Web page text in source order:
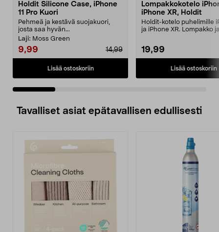
Holdit Silicone Case, iPhone
11 Pro Kuori
Pehmeä ja kestävä suojakuori,
josta saa hyvän...
Laji: Moss Green
9,99 14,99
Lisää ostoskoriin
Lompakkokotelo
iPhone XR, Holdit
Holdit-kotelo puhelimille
ja iPhone XR. Lompakko
19,99
Lisää ostoskoriin
Tavalliset asiat epätavallisen edullisesti